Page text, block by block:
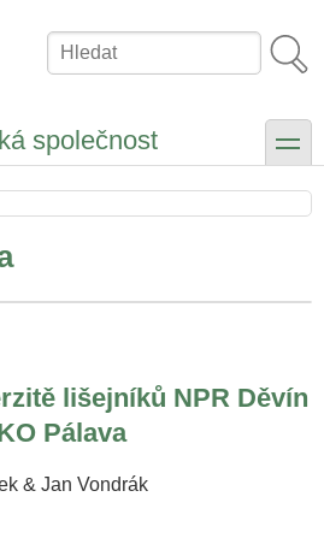
Hledat
společnost toggle
lišejníků NPR Děvín
Pálava
& Jan Vondrák